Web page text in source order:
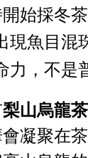
始採冬
魚目混
，不是
梨山烏龍茶
凝聚在